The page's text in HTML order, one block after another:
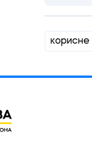
корисне